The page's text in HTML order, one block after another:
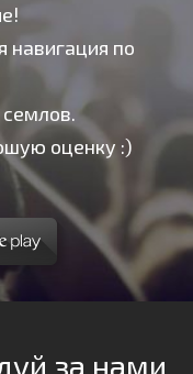
навигация по
оценку :)
за нами